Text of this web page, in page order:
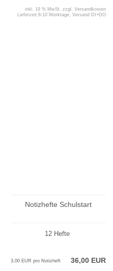
inkl. 19 % MwSt. zzgl. Versandkosten
Lieferzeit:8-10 Werktage, Versand DI+DO
Notizhefte Schulstart
12 Hefte
36,00 EUR
3,00 EUR pro Notizheft